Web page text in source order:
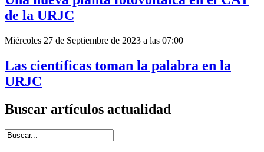
de la URJC
Miércoles 27 de Septiembre de 2023 a las 07:00
Las científicas toman la palabra en la
URJC
Buscar artículos actualidad
Introduce términos de búsqueda